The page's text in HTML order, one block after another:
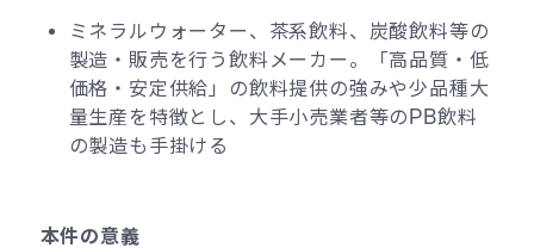
ミネラルウォーター、茶系飲料、炭酸飲料等の
製造・販売を行う飲料メーカー。「高品質・低
価格・安定供給」の飲料提供の強みや少品種大
量生産を特徴とし、大手小売業者等のPB飲料
の製造も手掛ける
本件の意義